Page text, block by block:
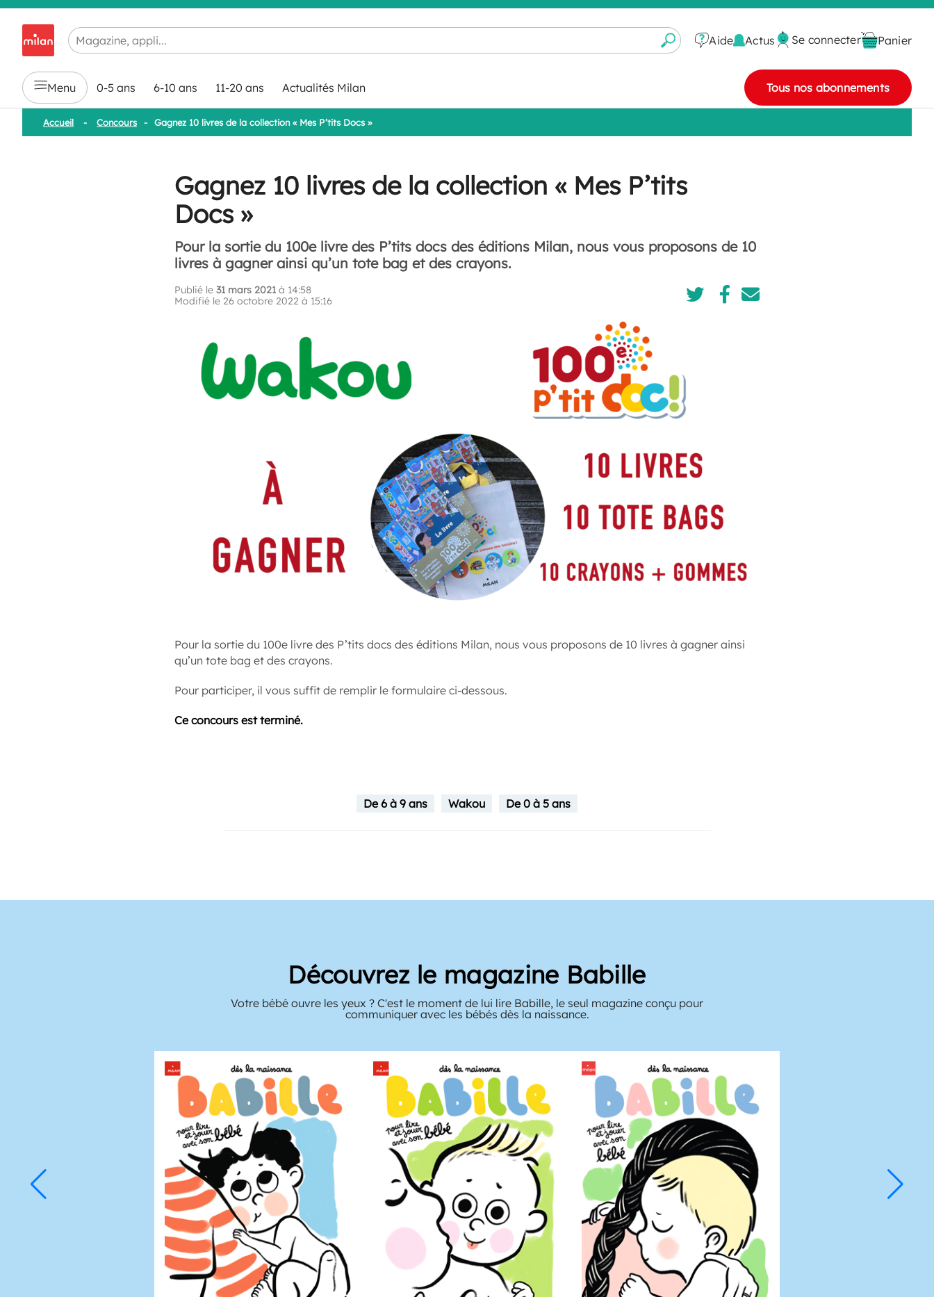
Chargement en cours...
Aide Actus Se connecter Panier
Menu 0-5 ans 6-10 ans 11-20 ans Actualités Milan Tous nos abonnements
Accueil - Concours - Gagnez 10 livres de la collection « Mes P’tits Docs »
Gagnez 10 livres de la collection « Mes P’tits
Docs »
Pour la sortie du 100e livre des P’tits docs des éditions Milan, nous vous proposons de 10
livres à gagner ainsi qu’un tote bag et des crayons.
Publié le 31 mars 2021 à 14:58
Modifié le 26 octobre 2022 à 15:16
Pour la sortie du 100e livre des P’tits docs des éditions Milan, nous vous proposons de 10 livres à gagner ainsi
qu’un tote bag et des crayons.
Pour participer, il vous suffit de remplir le formulaire ci-dessous.
Ce concours est terminé.
De 6 à 9 ans Wakou De 0 à 5 ans
Découvrez le magazine Babille
Votre bébé ouvre les yeux ? C'est le moment de lui lire Babille, le seul magazine conçu pour
communiquer avec les bébés dès la naissance.